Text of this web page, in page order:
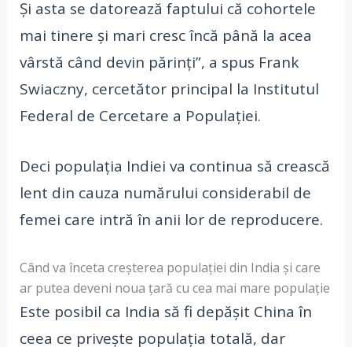
Și asta se datorează faptului că cohortele
mai tinere și mari cresc încă până la acea
vârstă când devin părinți”, a spus Frank
Swiaczny, cercetător principal la Institutul
Federal de Cercetare a Populației.
Deci populația Indiei va continua să crească
lent din cauza numărului considerabil de
femei care intră în anii lor de reproducere.
Când va înceta creșterea populației din India și care
ar putea deveni noua țară cu cea mai mare populație
Este posibil ca India să fi depășit China în
ceea ce privește populația totală, dar